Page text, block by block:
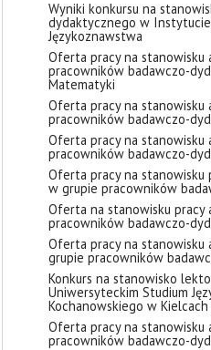
Wyniki konkursu na
dydaktycznego w
Językoznawstwa
Oferta pracy na
pracowników badawczo-
Matematyki
Oferta pracy na
pracowników badawczo-
Oferta pracy na
pracowników badawczo-
Oferta pracy na
w grupie pracowników
Oferta na stanowisku pracy
pracowników badawczo-
Oferta pracy na
grupie pracowników
Konkurs na stanowisko
Uniwersyteckim Studium
Kochanowskiego w Kielcach
Oferta pracy na
pracowników badawczo-